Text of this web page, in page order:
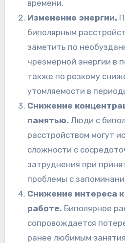
времени.
Изменение энергии.
биполярным
заметить по
чрезмерной энергии в
также по резкому
утомляемости в
Снижение
памятью. Люди с
расстройством могут
сложности с
затруднения при
проблемы с
Снижение интереса
работе. Биполярное
сопровождается
ранее любимым